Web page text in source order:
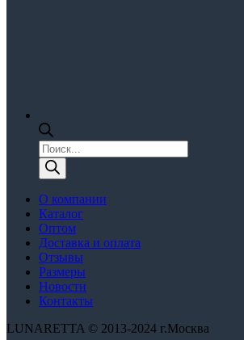
Поиск
товаров
О компании
Каталог
Оптом
Доставка и оплата
Отзывы
Размеры
Новости
Контакты
LUNARETTA © 2013-2024 г.Москва